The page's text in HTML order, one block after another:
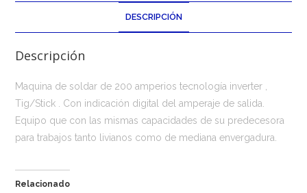
DESCRIPCIÓN
Descripción
Maquina de soldar de 200 amperios tecnología inverter ,
Tig/Stick . Con indicación digital del amperaje de salida.
Equipo que con las mismas capacidades de su predecesora
para trabajos tanto livianos como de mediana envergadura.
Relacionado